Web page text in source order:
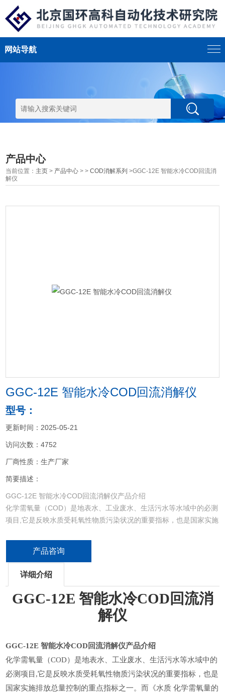
网站导航
产品中心
当前位置： 主页 > 产品中心 > >COD消解系列 >GGC-12E 智能水冷COD回流消
解仪
GGC-12E 智能水冷COD回流消解仪
型号：
更新时间：2025-05-21
访问次数：4752
厂商性质：生产厂家
简要描述：
GGC-12E 智能水冷COD回流消解仪产品介绍
化学需氧量（COD）是地表水、工业废水、生活污水等水域中的必测
项目,它是反映水质受耗氧性物质污染状况的重要指标，也是国家实施
产品咨询
详细介绍
GGC-12E 智能水冷COD回流消
解仪
GGC-12E 智能水冷COD回流消解仪产品介绍
化学需氧量（COD）是地表水、工业废水、生活污水等水域中的
必测项目 ,它是反映水质受耗氧性物质污染状况的重要指标，也是
国家实施排放总量控制的重点指标之一。而《水质 化学需氧量的